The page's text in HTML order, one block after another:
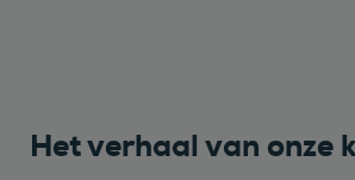
Het verhaal van onze